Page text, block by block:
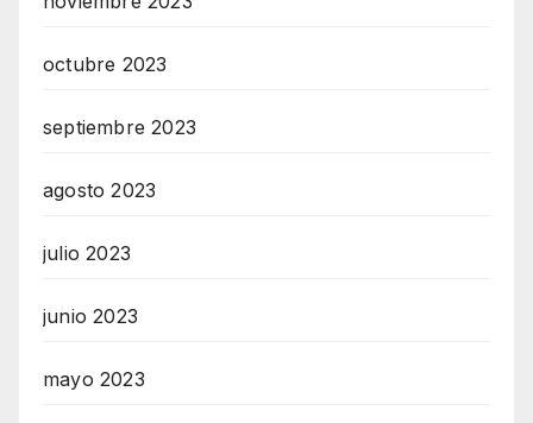
octubre 2023
septiembre 2023
agosto 2023
julio 2023
junio 2023
mayo 2023